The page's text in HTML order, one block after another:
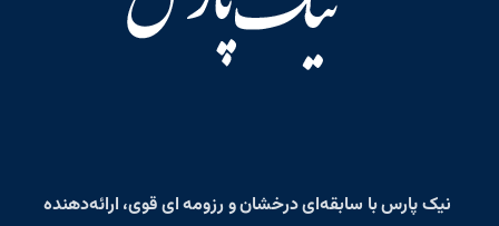
نیک پارسبا سابقه‌ای درخشان و رزومه‌ ای قوی، ارائه‌دهنده